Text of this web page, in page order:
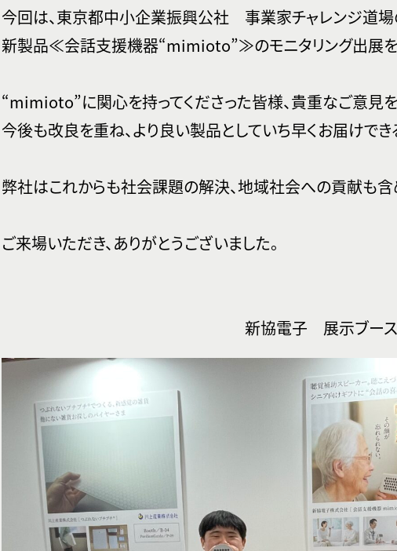
今回は、東京都中小企業振興公社 事業家チャレンジ道場
新製品≪会話支援機器“mimioto”≫のモニタリング出展を
“mimioto”に関心を持ってくださった皆様、貴重なご意見を
今後も改良を重ね、より良い製品としていち早くお届けでき
弊社はこれからも社会課題の解決、地域社会への貢献も含
ご来場いただき、ありがとうございました。
新協電子 展示ブー